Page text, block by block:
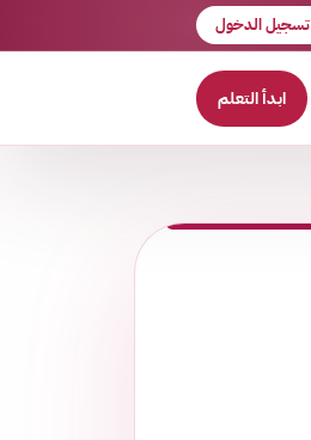
تسجيل الدخول
ابدأ التعلم